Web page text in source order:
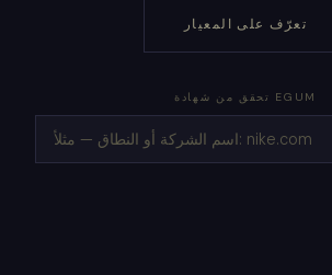
تعرّف على المعيار
تحقق من شهادة EGUM